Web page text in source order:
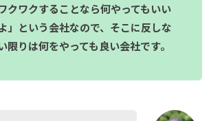
クワクすることなら何やってもいい
」という会社なので、そこに反しな
限りは何をやっても良い会社です。